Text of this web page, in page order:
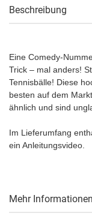
Beschreibung
Eine Comedy-
Trick – mal anders!
Tennisbälle! Diese
besten auf dem
ähnlich und sind
Im Lieferumfang
ein Anleitungsvideo.
Mehr Informationen